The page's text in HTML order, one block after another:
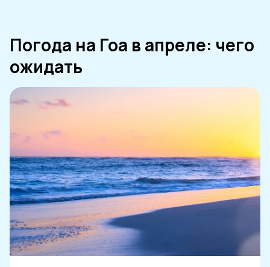
Погода на Гоа в апреле: чего
ожидать